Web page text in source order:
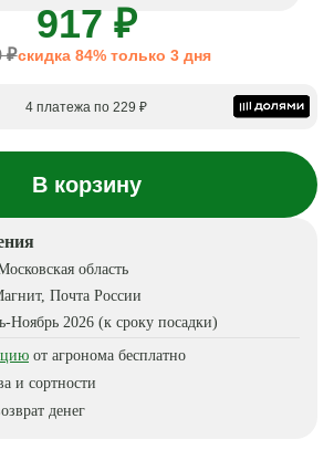
917 ₽
₽скидка 84% только 3 дня
4 платежа по 229 ₽
В корзину
область
Почта России
Ноябрь 2026 (к сроку посадки)
от агронома бесплатно
и сортности
денег